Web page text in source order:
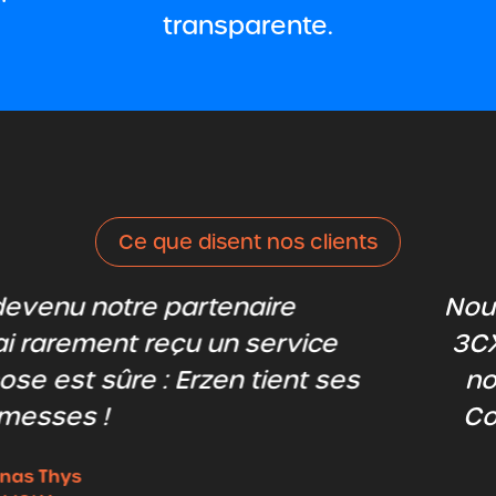
transparente.
Ce que disent nos clients
passés à une solution de
le nuage via Teamtel l'année
n'avons eu que des expériences
assistance rapide, prix